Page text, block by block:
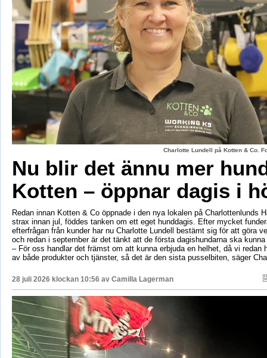
Charlotte Lundell på Kotten & Co.
Nu blir det ännu mer
Kotten – öppnar dagis i
Redan innan Kotten & Co öppnade i den nya lokalen på Charlottenlunds
strax innan jul, föddes tanken om ett eget hunddagis. Efter mycket
efterfrågan från kunder har nu Charlotte Lundell bestämt sig för att göra
och redan i september är det tänkt att de första dagishundarna ska
– För oss handlar det främst om att kunna erbjuda en helhet, då vi redan
av både produkter och tjänster, så det är den sista pusselbiten, säger
28 juli 2026 klockan 10:56 av Camilla Lagerman